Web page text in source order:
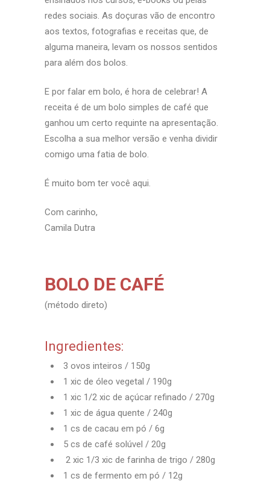
redes sociais. As doçuras vão de encontro
aos textos, fotografias e receitas que, de
alguma maneira, levam os nossos sentidos
para além dos bolos.
E por falar em bolo, é hora de celebrar! A
receita é de um bolo simples de café que
ganhou um certo requinte na apresentação.
Escolha a sua melhor versão e venha dividir
comigo uma fatia de bolo.
É muito bom ter você aqui.
Com carinho,
Camila Dutra
BOLO DE CAFÉ
(método direto)
Ingredientes:
3 ovos inteiros / 150g
1 xic de óleo vegetal / 190g
1 xic 1/2 xic de açúcar refinado / 270g
1 xic de água quente / 240g
1 cs de cacau em pó / 6g
5 cs de café solúvel / 20g
2 xic 1/3 xic de farinha de trigo / 280g
1 cs de fermento em pó / 12g